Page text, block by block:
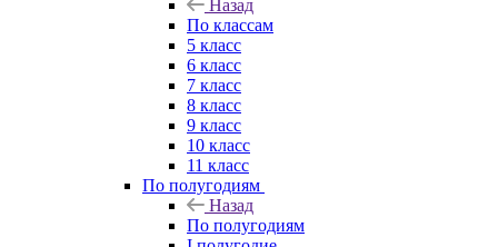
Назад
По классам
5 класс
6 класс
7 класс
8 класс
9 класс
10 класс
11 класс
По полугодиям
Назад
По полугодиям